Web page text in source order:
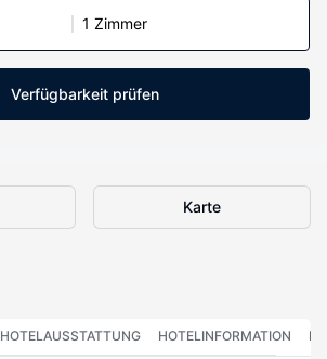
1 Zimmer
Verfügbarkeit prüfen
Karte
HOTELAUSSTATTUNG HOTELINFORMATION